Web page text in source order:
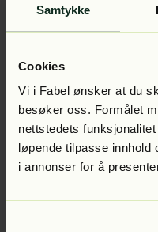
Samtykke
Cookies
Vi i Fabel ønsker at du
besøker oss. Formålet
nettstedets
løpende tilpasse innhold
i annonser for å